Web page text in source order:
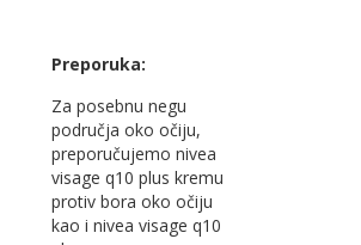
Preporuka:
Za posebnu negu
područja oko očiju,
preporučujemo nivea
visage q10 plus kremu
protiv bora oko očiju
kao i nivea visage q10